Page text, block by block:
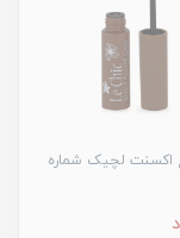
اکسنت لچیک شماره